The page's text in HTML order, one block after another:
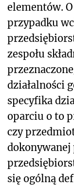
elementów.
przypadku
zespołu
działalności
specyfika
oparciu o to
czy
się ogólną